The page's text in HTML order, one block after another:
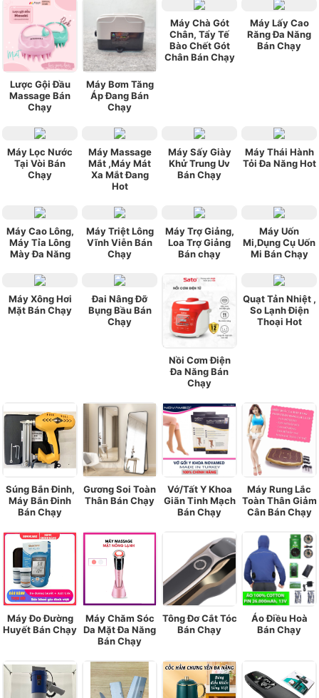
Lược Gội Đầu
Massage Bán
Chạy
Máy Bơm Tăng
Áp Đang Bán
Chạy
Máy Chà Gót
Chân, Tẩy Tế
Bào Chết Gót
Chân Bán Chạy
Máy Lấy Cao
Răng Đa Năng
Bán Chạy
Máy Lọc Nước
Tại Vòi Bán
Chạy
Máy Massage
Mắt ,Máy Mát
Xa Mắt Đang
Hot
Máy Sấy Giày
Khử Trung Uv
Bán Chạy
Máy Thái Hành
Tỏi Đa Năng Hot
Máy Cao Lông,
Máy Tỉa Lông
Mày Đa Năng
Máy Triệt Lông
Vĩnh Viễn Bán
Chạy
Máy Trợ Giảng,
Loa Trợ Giảng
Bán chạy
Máy Uốn
Mi,Dụng Cụ Uốn
Mi Bán Chạy
Máy Xông Hơi
Mặt Bán Chạy
Đai Nâng Đỡ
Bụng Bầu Bán
Chạy
Nồi Cơm Điện
Đa Năng Bán
Chạy
Quạt Tản Nhiệt ,
So Lạnh Điện
Thoại Hot
Súng Bắn Đinh,
Máy Bắn Đinh
Bán Chạy
Gương Soi Toàn
Thân Bán Chạy
Vớ/Tất Y Khoa
Giãn Tinh Mạch
Bán Chạy
Máy Rung Lắc
Toàn Thân Giảm
Cân Bán Chạy
Máy Đo Đường
Huyết Bán Chạy
Máy Chăm Sóc
Da Mặt Đa Năng
Bán Chạy
Tông Đơ Cắt Tóc
Bán Chạy
Áo Điều Hoà
Bán Chạy